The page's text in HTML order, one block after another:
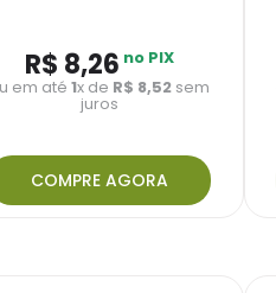
R$ 8,26 no PIX
em até1x de R$ 8,52 sem
juros
COMPRE AGORA